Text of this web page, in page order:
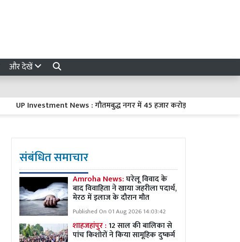
और देखें
UP Investment News : गौतमबुद्ध नगर में 45 हजार करोड़ रुपये का निवेश करेंगी
संबंधित समाचार
Amroha News:घरेलू विवाद के
बाद विवाहिता ने खाया जहरीला पदार्थ,
मेरठ में इलाज के दौरान मौत
Published On 01 Aug 2026 14:03:42
शाहजहांपुर :12 साल की बालिका से
पांच किशोरों ने किया सामूहिक दुष्कर्म